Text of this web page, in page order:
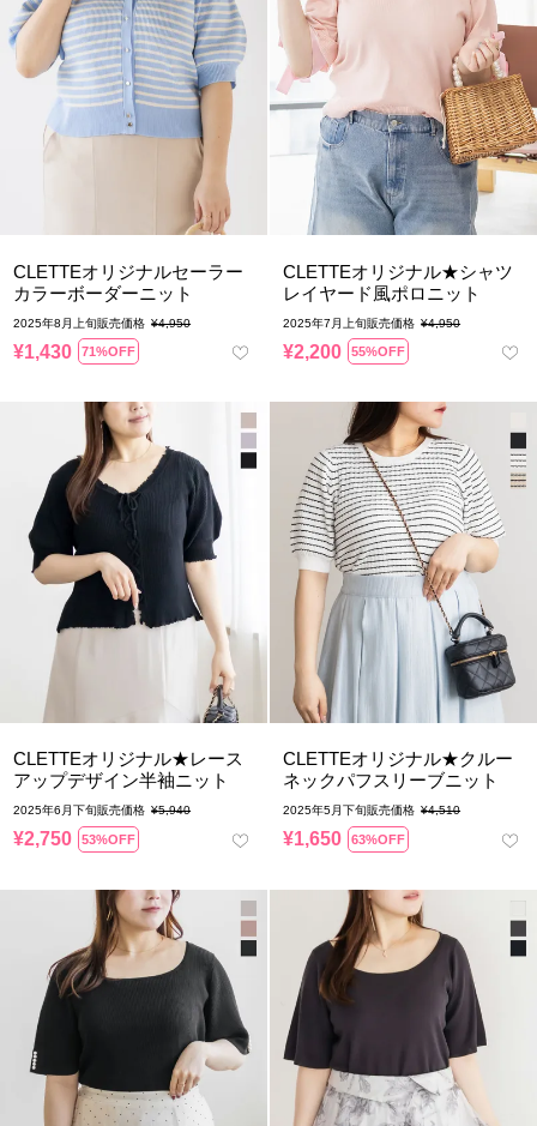
CLETTEオリジナルセーラー
カラーボーダーニット
2025年8月上旬販売価格 ¥4,950
¥1,430 71%OFF
CLETTEオリジナル★シャツ
レイヤード風ポロニット
2025年7月上旬販売価格 ¥4,950
¥2,200 55%OFF
CLETTEオリジナル★レース
アップデザイン半袖ニット
2025年6月下旬販売価格 ¥5,940
¥2,750 53%OFF
CLETTEオリジナル★クルー
ネックパフスリーブニット
2025年5月下旬販売価格 ¥4,510
¥1,650 63%OFF